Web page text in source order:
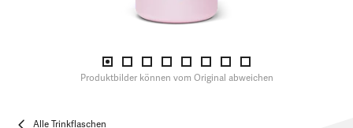
Produktbilder können vom Original abweichen
Alle Trinkflaschen